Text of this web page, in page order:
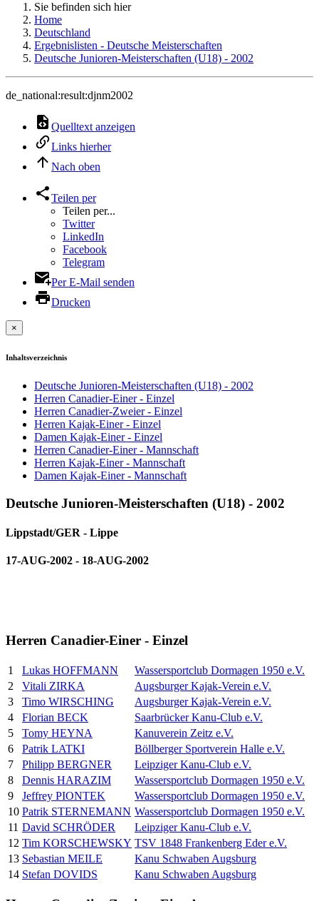
Sie befinden sich hier
Home
Deutschland
Ergebnislisten - Deutsche Meisterschaften
Deutsche Junioren-Meisterschaften (U18) - 2002
de_national:result:djnm2002
Quelltext anzeigen
Links hierher
Nach oben
Teilen per
Teilen per...
Twitter
LinkedIn
Facebook
Telegram
Per E-Mail senden
Drucken
×
Inhaltsverzeichnis
Deutsche Junioren-Meisterschaften (U18) - 2002
Herren Canadier-Einer - Einzel
Herren Canadier-Zweier - Einzel
Herren Kajak-Einer - Einzel
Damen Kajak-Einer - Einzel
Herren Canadier-Einer - Mannschaft
Herren Kajak-Einer - Mannschaft
Damen Kajak-Einer - Mannschaft
Deutsche Junioren-Meisterschaften (U18) - 2002
Lippstadt/GER - Lippe
17-AUG-2002 - 18-AUG-2002
Herren Canadier-Einer - Einzel
1 Lukas HOFFMANN
Wassersportclub Dormagen 1950 e.V.
2
Vitali ZIRKA
Augsburger Kajak-Verein e.V.
3
Timo WIRSCHING
Augsburger Kajak-Verein e.V.
4
Florian BECK
Saarbrücker Kanu-Club e.V.
5
Tomy HEYNA
Kanuverein Zeitz e.V.
6
Patrik LATKI
Böllberger Sportverein Halle e.V.
7
Philipp BERGNER
Leipziger Kanu-Club e.V.
8
Dennis HARAZIM
Wassersportclub Dormagen 1950 e.V.
9
Jeffrey PIONTEK
Wassersportclub Dormagen 1950 e.V.
10 Patrik STERNEMANN Wassersportclub Dormagen 1950 e.V.
11 David SCHRÖDER
Leipziger Kanu-Club e.V.
12 Tim KORSCHEWSKY TSV 1848 Frankenberg Eder e.V.
13 Sebastian MEILE
Kanu Schwaben Augsburg
14 Stefan DOVIDS Kanu Schwaben Augsburg